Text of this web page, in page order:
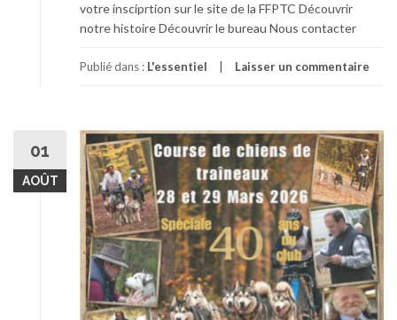
votre insciprtion sur le site de la FFPTC Découvrir
notre histoire Découvrir le bureau Nous contacter
Publié dans : L'essentiel Laisser un commentaire
01
AOÛT